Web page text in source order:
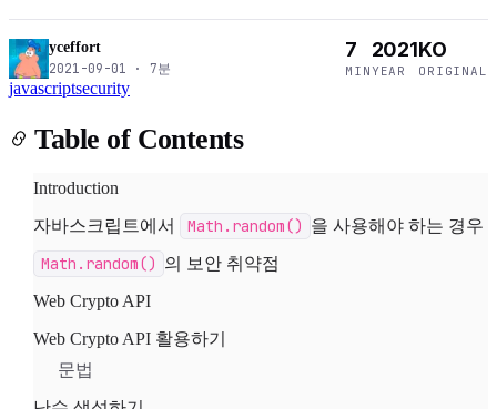
yceffort
2021-09-01 · 7분
7
MIN
2021
YEAR
KO
ORIGINAL
javascriptsecurity
Table of Contents
Introduction
자바스크립트에서
Math.random() 을 사용해야 하는 경우
Math.random() 의 보안 취약점
Web Crypto API
Web Crypto API 활용하기
문법